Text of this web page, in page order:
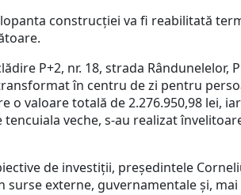
construcției va fi reabilitată
P+2, nr. 18, strada Rândunelelor,
în centru de zi pentru
valoare totală de 2.276.950,98 lei,
veche, s-au realizat
de investiții, președintele
externe, guvernamentale și,